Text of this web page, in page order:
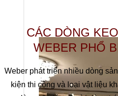
CÁC DÒNG
WEBER PHỔ
Weber phát triển nhiều dòng
kiện thi công và loại vật liệu